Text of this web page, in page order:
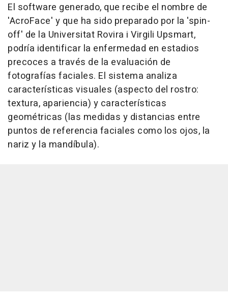
El software generado, que recibe el nombre de
'AcroFace' y que ha sido preparado por la 'spin-
off' de la Universitat Rovira i Virgili Upsmart,
podría identificar la enfermedad en estadios
precoces a través de la evaluación de
fotografías faciales. El sistema analiza
características visuales (aspecto del rostro:
textura, apariencia) y características
geométricas (las medidas y distancias entre
puntos de referencia faciales como los ojos, la
nariz y la mandíbula).